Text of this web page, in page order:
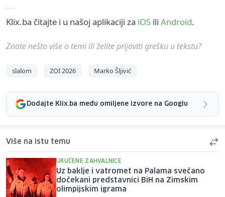
Klix.ba čitajte i u našoj aplikaciji za iOS ili Android.
Znate nešto više o temi ili želite prijaviti grešku u tekstu?
slalom ZOI 2026 Marko Šljivić
Dodajte Klix.ba među omiljene izvore na Googlu
Više na istu temu
URUČENE ZAHVALNICE
Uz baklje i vatromet na Palama svečano
dočekani predstavnici BiH na Zimskim
olimpijskim igrama